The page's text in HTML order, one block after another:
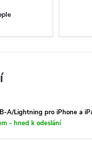
A/Lightning pro iPhone a
- hned k odeslání